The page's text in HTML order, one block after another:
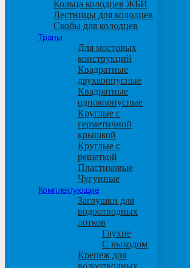
Кольца колодцев ЖБИ
Лестницы для колодцев
Скобы для колодцев
Трапы
Для мостовых
конструкций
Квадратные
двухкорпусные
Квадратные
однокорпусные
Круглые с
герметичной
крышкой
Круглые с
решеткой
Пластиковые
Чугунные
Комплектующие
Заглушки для
водоотводных
лотков
Глухие
С выходом
Крепеж для
водоотводных